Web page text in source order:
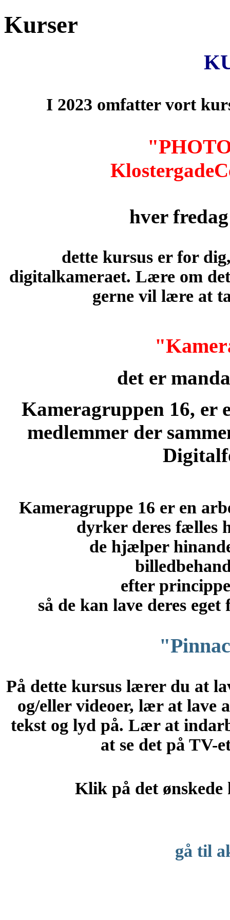
Kurser
I 2023 omfatter vort
"
hver
dette kursus er for
digitalkameraet. Lære om
gerne vil lære at
"
det er
Kameragruppen 16, er
medlemmer der
Kameragruppe 16 er en
dyrker deres fælles
de hjælper
efter
så de kan lave deres
På dette kursus lærer du at
og/eller videoer, lær at lave
tekst og lyd på. Lær at i
at se det på TV-
Klik på det ønskede
gå til